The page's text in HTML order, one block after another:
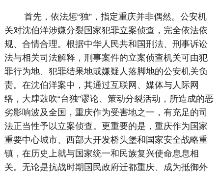
首先，依法惩“独”，指定重庆并非偶然。公安机
关对沈伯洋涉嫌分裂国家犯罪立案侦查，完全依法依
规、合情合理。根据中华人民共和国刑法、刑事诉讼
法与相关司法解释，刑事案件的立案侦查机关可由犯
罪行为地、犯罪结果地或嫌疑人落脚地的公安机关负
责。在沈伯洋案中，其通过互联网、媒体与人际网
络，大肆鼓吹“台独”谬论、策动分裂活动，所造成的恶
劣影响波及全国，重庆作为受害地之一，有充足的司
法正当性予以立案侦查。更重要的是，重庆作为国家
重要中心城市、西部大开发桥头堡和国家安全战略重
镇，在历史上就与国家统一和民族复兴使命息息相
关。无论是抗战时期国民政府迁都重庆、成为抵御外